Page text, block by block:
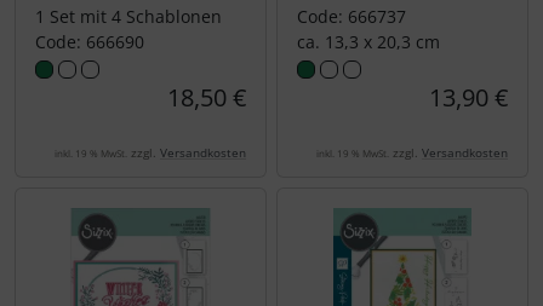
1 Set mit 4 Schablonen
Code: 666690
18,50 €
inkl. 19 % MwSt. zzgl. Versandkosten
Code: 666737
ca. 13,3 x 20,3 cm
13,90 €
inkl. 19 % MwSt. zzgl. Versandkosten